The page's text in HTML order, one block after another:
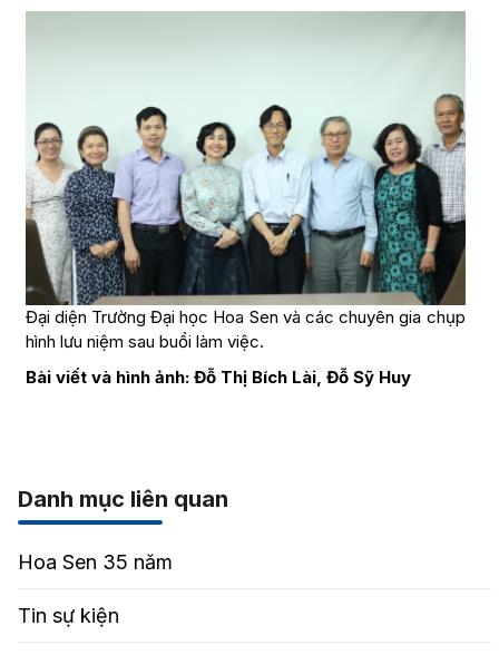
Đại diện Trường Đại học Hoa Sen và các chuyên gia chụp
hình lưu niệm sau buổi làm việc.
Bài viết và hình ảnh: Đỗ Thị Bích Lài, Đỗ Sỹ Huy
Danh mục liên quan
Hoa Sen 35 năm
Tin sự kiện